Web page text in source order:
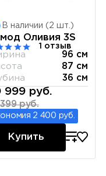
В наличии (2 шт.)
Оливия 3S
1 отзыв
96 см
87 см
36 см
999 руб.
руб.
2 400 руб.
Купить